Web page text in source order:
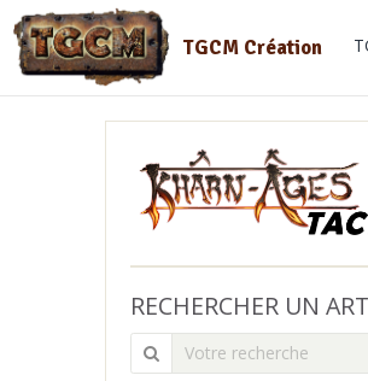
TGCM Création
RECHERCHER UN